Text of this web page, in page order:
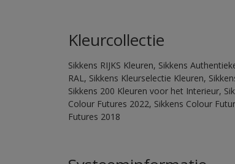
Kleurcollectie
Sikkens RIJKS Kleuren, Sikkens
RAL, Sikkens Kleurselectie Kleuren,
Sikkens 200 Kleuren voor het Interieur,
Colour Futures 2022, Sikkens Colour
Futures 2018